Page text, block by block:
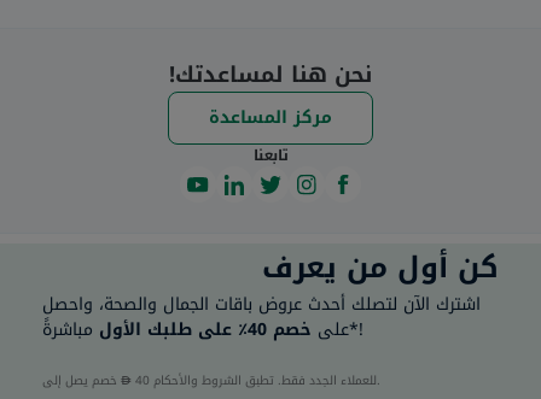
نحن هنا لمساعدتك!
مركز المساعدة
تابعنا
كن أول من يعرف
اشترك الآن لتصلك أحدث عروض باقات الجمال والصحة، واحصل
على خصم 40٪ على طلبك الأول مباشرةً*!
40 للعملاء الجدد فقط. تطبق الشروط والأحكام.